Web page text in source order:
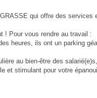
qui offre des
! Pour vous rendre au travail :
heures, ils ont un parking
au bien-être des
et stimulant pour votre